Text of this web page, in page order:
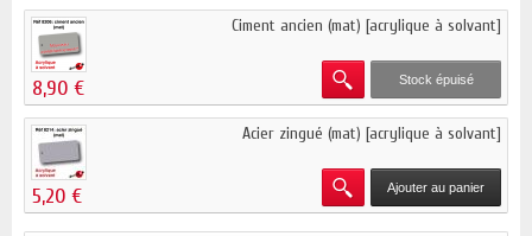
Ciment ancien (mat) [acrylique à solvant]
8,90 € Stock épuisé
Acier zingué (mat) [acrylique à solvant]
5,20 € Ajouter au panier